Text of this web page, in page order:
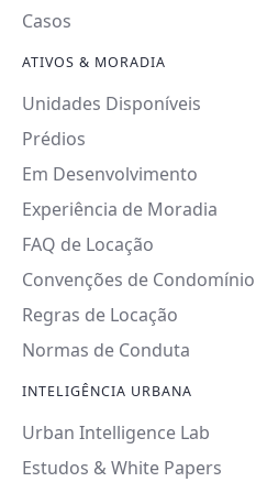
Casos
ATIVOS & MORADIA
Unidades Disponíveis
Prédios
Em Desenvolvimento
Experiência de Moradia
FAQ de Locação
Convenções de Condomínio
Regras de Locação
Normas de Conduta
INTELIGÊNCIA URBANA
Urban Intelligence Lab
Estudos & White Papers